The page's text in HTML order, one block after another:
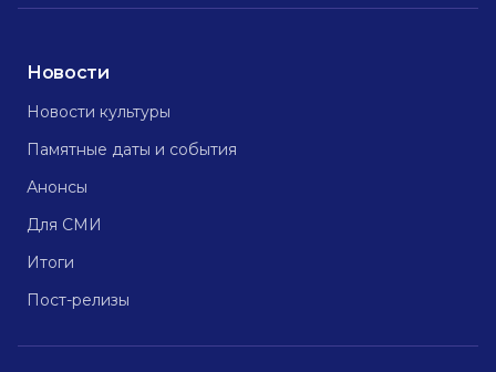
Новости
Новости культуры
Памятные даты и события
Анонсы
Для СМИ
Итоги
Пост-релизы